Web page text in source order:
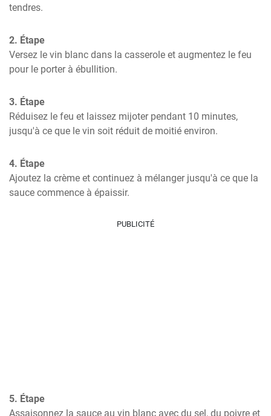
tendres.
2. Étape
Versez le vin blanc dans la casserole et augmentez le feu
pour le porter à ébullition.
3. Étape
Réduisez le feu et laissez mijoter pendant 10 minutes,
jusqu'à ce que le vin soit réduit de moitié environ.
4. Étape
Ajoutez la crème et continuez à mélanger jusqu'à ce que la
sauce commence à épaissir.
PUBLICITÉ
5. Étape
Assaisonnez la sauce au vin blanc avec du sel, du poivre et